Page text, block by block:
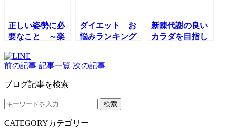
正しい姿勢に必
要なこと ～楽
ダイエット お
悩みランキング
新陳代謝の良い
カラダを目指し
前の記事 記事一覧 次の記事
ブログ記事を検索
検索
CATEGORYカテゴリー